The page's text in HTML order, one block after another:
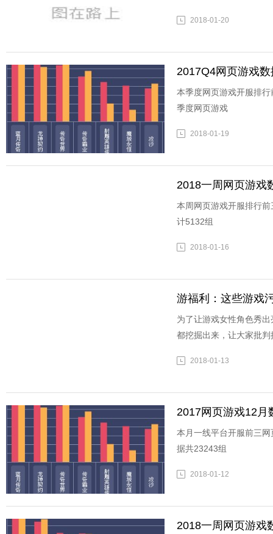
2018-01-20
2017Q4网页游戏
本季度网页游戏开服排
季度网页游戏
2018-01-19
2018一周网页游
本周网页游戏开服排行
计5132组
2018-01-16
游福利：这些游戏
为了让游戏女性角色秀
都挖掘出来，让大家批
2018-01-13
2017网页游戏12月
本月一线平台开服前三
据共23243组
2018-01-12
2018一周网页游